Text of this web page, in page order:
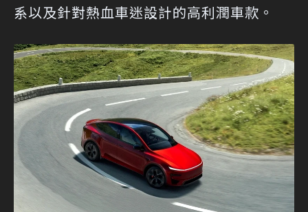
系以及針對熱血車迷設計的高利潤車款。